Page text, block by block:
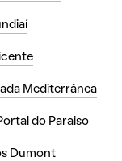
Mediterrânea
do Paraiso
Dumont